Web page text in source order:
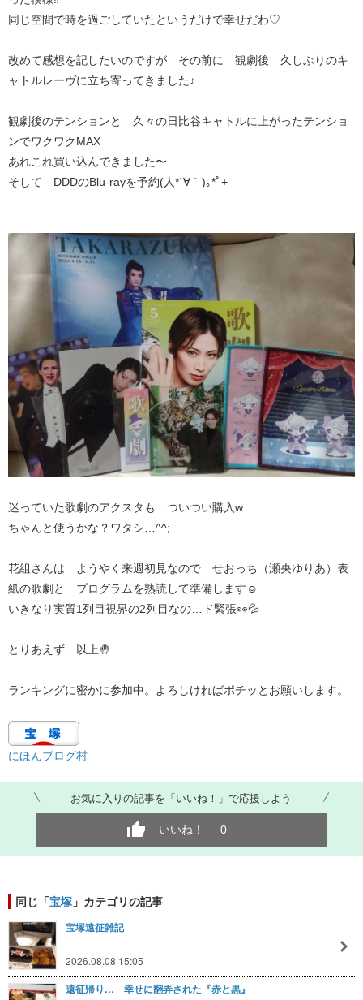
同じ空間で時を過ごしていたというだけで幸せだわ♡
改めて感想を記したいのですが その前に 観劇後 久しぶりのキ
ャトルレーヴに立ち寄ってきました♪
観劇後のテンションと 久々の日比谷キャトルに上がったテンショ
ンでワクワクMAX
あれこれ買い込んできました〜
そして DDDのBlu-rayを予約(⁠人⁠*⁠´⁠∀⁠｀⁠)⁠｡⁠*ﾟ⁠+
迷っていた歌劇のアクスタも ついつい購入w
ちゃんと使うかな？ワタシ…^^;
花組さんは ようやく来週初見なので せおっち（瀬央ゆりあ）表
紙の歌劇と プログラムを熟読して準備します☺️
いきなり実質1列目視界の2列目なの…ド緊張👀💦
とりあえず 以上🤚
ランキングに密かに参加中。よろしければポチッとお願いします。
にほんブログ村
お気に入りの記事を「いいね！」で応援しよう
いいね！ 0
同じ「宝塚 」カテゴリの記事
宝塚遠征雑記
2026.08.08 15:05
遠征帰り… 幸せに翻弄された『赤と黒』